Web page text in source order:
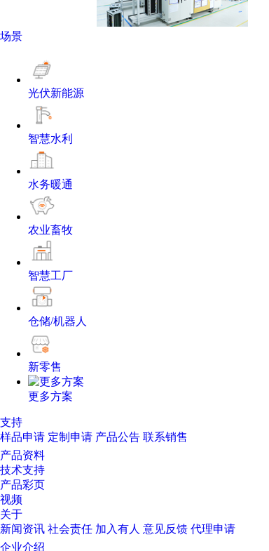
场景
光伏新能源
智慧水利
水务暖通
农业畜牧
智慧工厂
仓储/机器人
新零售
更多方案
支持
样品申请 定制申请 产品公告 联系销售
产品资料
技术支持
产品彩页
视频
关于
新闻资讯 社会责任 加入有人 意见反馈 代理申请
企业介绍